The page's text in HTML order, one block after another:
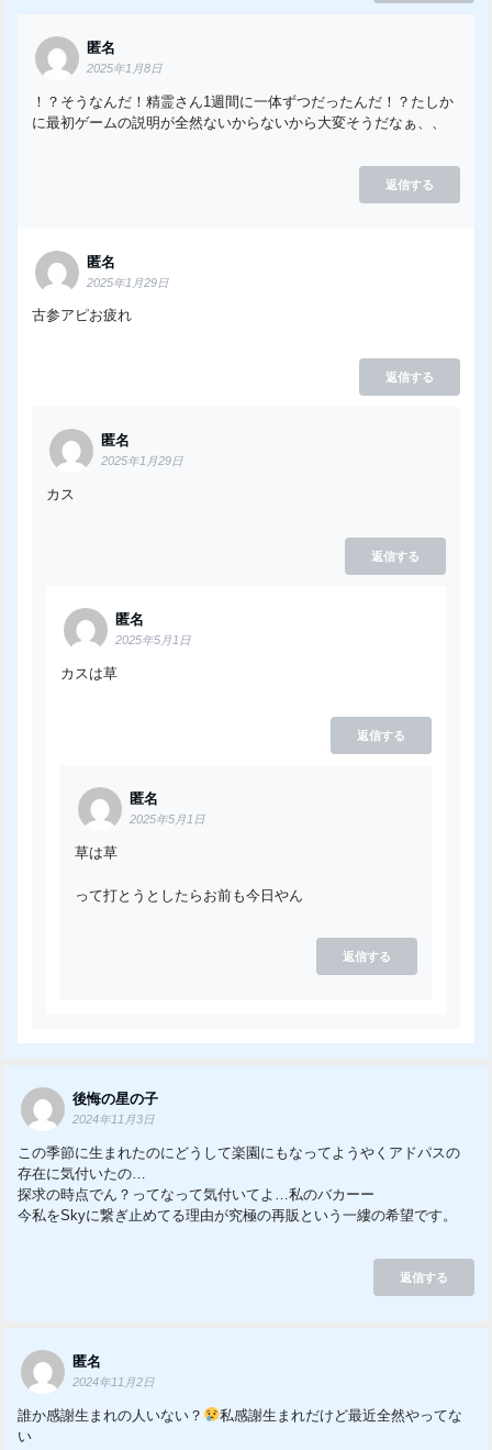
匿名
2025年1月8日
！？そうなんだ！精霊さん1週間に一体ずつだったんだ！？たしか
に最初ゲームの説明が全然ないからないから大変そうだなぁ、、
返信する
匿名
2025年1月29日
古参アピお疲れ
返信する
匿名
2025年1月29日
カス
返信する
匿名
2025年5月1日
カスは草
返信する
匿名
2025年5月1日
草は草
って打とうとしたらお前も今日やん
返信する
後悔の星の子
2024年11月3日
この季節に生まれたのにどうして楽園にもなってようやくアドパスの
存在に気付いたの…
探求の時点でん？ってなって気付いてよ…私のバカーー
今私をSkyに繋ぎ止めてる理由が究極の再販という一縷の希望です。
返信する
匿名
2024年11月2日
誰か感謝生まれの人いない？
私感謝生まれだけど最近全然やってな
い